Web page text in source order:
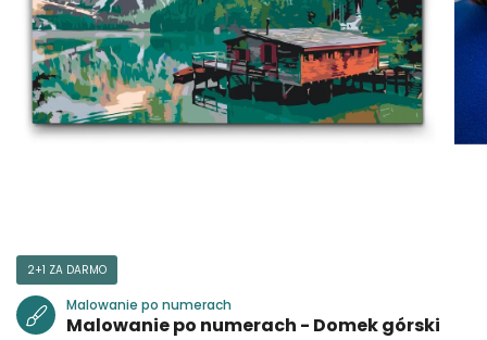
2+1 ZA DARMO
Malowanie po numerach
Malowanie po numerach - Domek górski